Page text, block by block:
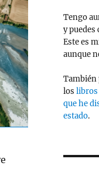
Tengo
y
Este es
aunque
También
los libros
que he
estado.